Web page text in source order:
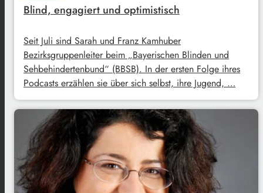
Blind, engagiert und optimistisch
Seit Juli sind Sarah und Franz Kamhuber
Bezirksgruppenleiter beim „Bayerischen Blinden und
Sehbehindertenbund“ (BBSB). In der ersten Folge ihres
Podcasts erzählen sie über sich selbst, ihre Jugend, …